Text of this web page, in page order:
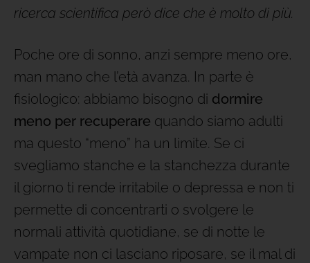
ricerca scientifica però dice che è molto di più.
Poche ore di sonno, anzi sempre meno ore,
man mano che l’età avanza. In parte è
fisiologico: abbiamo bisogno di dormire
meno per recuperare quando siamo adulti
ma questo “meno” ha un limite. Se ci
svegliamo stanche e la stanchezza durante
il giorno ti rende irritabile o depressa e non ti
permette di concentrarti o svolgere le
normali attività quotidiane, se di notte le
vampate non ci lasciano riposare, se il mal di